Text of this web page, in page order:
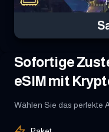
Sofortige
eSIM mit
Wählen Sie das perfekte